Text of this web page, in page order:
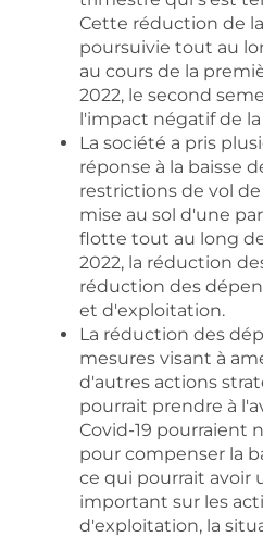
Cette réduction de
poursuivie tout au
au cours de la
2022, le second
l'impact négatif de
La société a pris
réponse à la baisse
restrictions de vol
mise au sol d'une
flotte tout au long
2022, la réduction
réduction des
et d'exploitation.
La réduction des
mesures visant à
d'autres actions
pourrait prendre à
Covid-19 pourraient
pour compenser la
ce qui pourrait avoir
important sur les
d'exploitation, la